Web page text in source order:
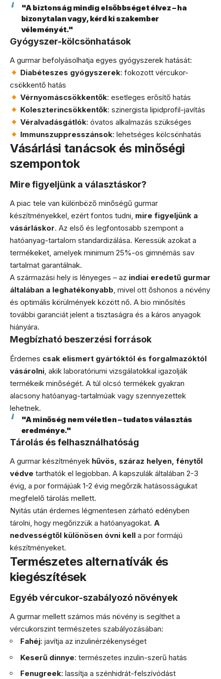
"A biztonság mindig elsőbbséget élvez – ha
bizonytalan vagy, kérd ki szakember
véleményét."
Gyógyszer-kölcsönhatások
A gurmar befolyásolhatja egyes gyógyszerek hatását:
Diabéteszes gyógyszerek: fokozott vércukor-
csökkentő hatás
Vérnyomáscsökkentők: esetleges erősítő hatás
Koleszterincsökkentők: szinergista lipidprofil-javítás
Véralvadásgátlók: óvatos alkalmazás szükséges
Immunszuppresszánsok: lehetséges kölcsönhatás
Vásárlási tanácsok és minőségi
szempontok
Mire figyeljünk a választáskor?
A piac tele van különböző minőségű gurmar
készítményekkel, ezért fontos tudni, mire figyeljünk a
vásárláskor. Az első és legfontosabb szempont a
hatóanyag-tartalom standardizálása. Keressük azokat a
termékeket, amelyek minimum 25%-os gimnémás sav
tartalmat garantálnak.
A származási hely is lényeges – az indiai eredetű gurmar
általában a leghatékonyabb, mivel ott őshonos a növény
és optimális körülmények között nő. A bio minősítés
további garanciát jelent a tisztaságra és a káros anyagok
hiányára.
Megbízható beszerzési források
Érdemes csak elismert gyártóktól és forgalmazóktól
vásárolni, akik laboratóriumi vizsgálatokkal igazolják
termékeik minőségét. A túl olcsó termékek gyakran
alacsony hatóanyag-tartalmúak vagy szennyezettek
lehetnek.
"A minőség nem véletlen – tudatos választás
eredménye."
Tárolás és felhasználhatóság
A gurmar készítmények hűvös, száraz helyen, fénytől
védve tarthatók el legjobban. A kapszulák általában 2-3
évig, a por formájúak 1-2 évig megőrzik hatásosságukat
megfelelő tárolás mellett.
Nyitás után érdemes légmentesen zárható edényben
tárolni, hogy megőrizzük a hatóanyagokat. A
nedvességtől különösen óvni kell a por formájú
készítményeket.
Természetes alternatívák és
kiegészítések
Egyéb vércukor-szabályozó növények
A gurmar mellett számos más növény is segíthet a
vércukorszint természetes szabályozásában:
Fahéj: javítja az inzulinérzékenységet
Keserű dinnye: természetes inzulin-szerű hatás
Fenugreek: lassítja a szénhidrát-felszívódást